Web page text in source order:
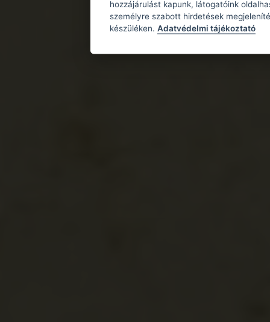
hozzájárulást kapunk, látogatóink
személyre szabott hirdetések
készüléken. Adatvédelmi tájékoztató